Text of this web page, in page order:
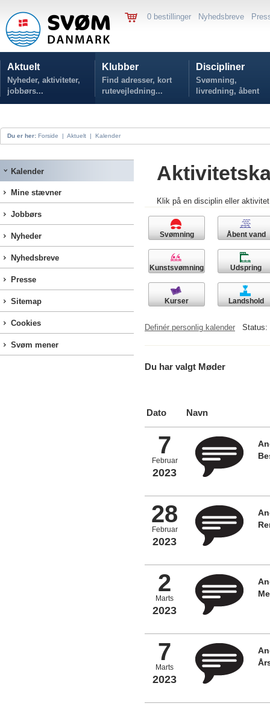
0 bestillinger Nyhedsbreve
Aktuelt
Nyheder, aktiviteter,
jobbørs...
Klubber
Find adresser, kort
rutevejledning...
Discipliner
Svømning,
livredning, åbent
vand...
Du er her: Forside | Aktuelt | Kalender
Kalender
Mine stævner
Jobbørs
Nyheder
Nyhedsbreve
Presse
Sitemap
Cookies
Svøm mener
Klik på en disciplin eller
Svømning Åbent vand
Kunstsvømning Udspring
Kurser Landshold
Definér personlig kalender Status:
Du har valgt Møder
Dato Navn
7
Februar
2023
28
Februar
2023
2
Marts
2023
7
Marts
2023